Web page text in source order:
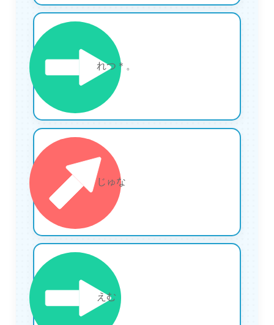
れつ＊。
18 じゅな
えむ